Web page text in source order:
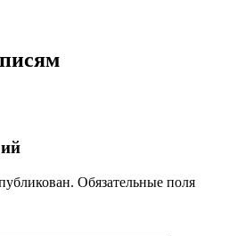
Обязательные поля